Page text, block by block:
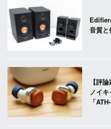
Edifier
音質
【評
ノイ
「